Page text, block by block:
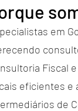
em
Fiscal
eficientes e
de